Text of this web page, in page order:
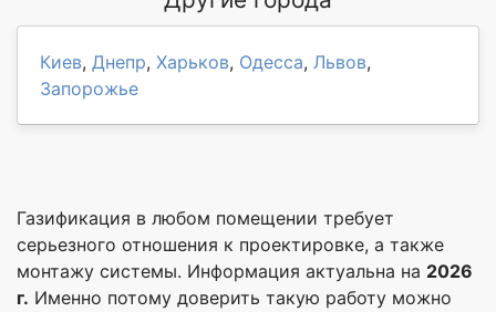
Киев, Днепр, Харьков, Одесса, Львов,
Запорожье
Газификация в любом помещении требует
серьезного отношения к проектировке, а также
монтажу системы. Информация актуальна на 2026
г. Именно потому доверить такую работу можно